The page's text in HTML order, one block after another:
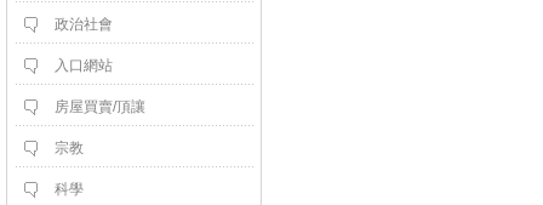
政治社會
入口網站
房屋買賣/頂讓
宗教
科學